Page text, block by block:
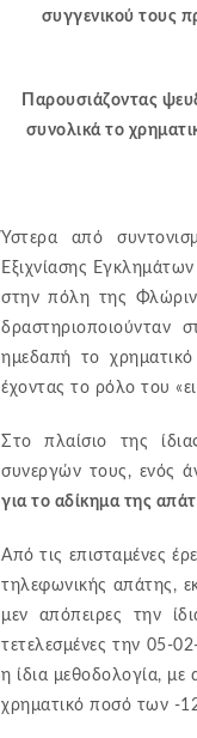
συγγενικού τους
Παρουσιάζοντας
συνολικά το
Ύστερα από
Εξιχνίασης
στην πόλη της
δραστηριοποιούνταν
ημεδαπή το
έχοντας το ρόλο του
Στο πλαίσιο της
συνεργών τους, ενός
για το αδίκημα της
Από τις επισταμένες
τηλεφωνικής απάτης,
μεν απόπειρες την
τετελεσμένες την 05-
η ίδια μεθοδολογία, με
χρηματικό ποσό των -